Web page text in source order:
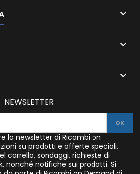



NEWSLETTER
la newsletter di Ricambi on
su prodotti e offerte speciali,
carrello, sondaggi, richieste di
nonché notifiche sui prodotti. Si